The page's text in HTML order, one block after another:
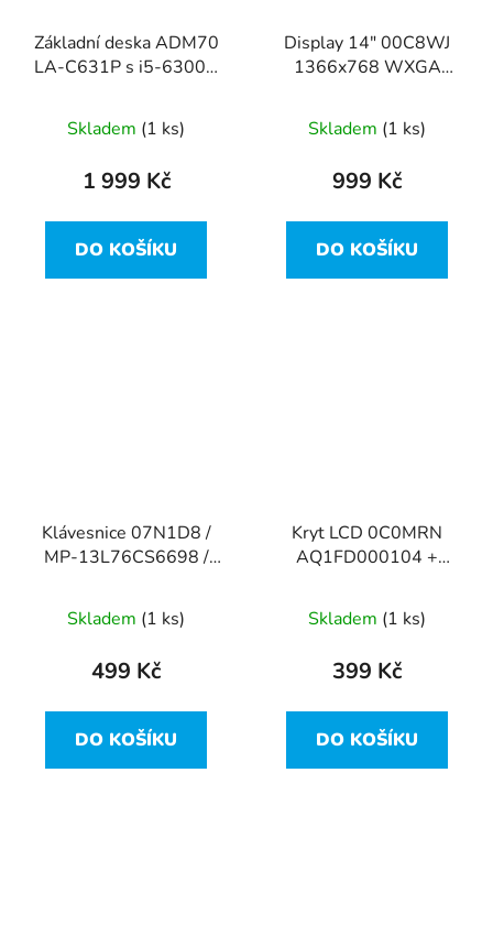
Základní deska ADM70
LA-C631P s i5-6300U
Skladem (1 ks)
1 999 Kč
DO KOŠÍKU
Display 14" 00C8WJ
1366x768 WXGA
Latitude E5470
Skladem (1 ks)
999 Kč
DO KOŠÍKU
Klávesnice 07N1D8 /
MP-13L76CS6698 /
Latitude E5470
Skladem (1 ks)
499 Kč
DO KOŠÍKU
Kryt LCD 0C0MRN
AQ1FD000104 +
AP1FD000800 z Dell
Latitude E5470
Skladem (1 ks)
399 Kč
DO KOŠÍKU